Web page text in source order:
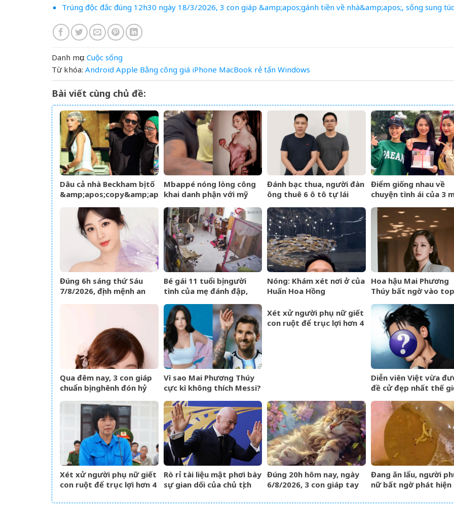
Trúng độc đắc đúng 12h30 ngày 18/3/2026, 3 con giáp &amp;apos;gánh tiền về nhà&amp;apos;, sống sung túc
Danh mục: Cuộc sống
Từ khóa: Android Apple Bằng công giá iPhone MacBook rẻ tấn Windows
Bài viết cùng chủ đề:
Dâu cả nhà Beckham bị tố
&amp;apos;copy&amp;apos;
Victoria giữa sóng gió gia
Mbappé nóng lòng công
khai danh phận với mỹ
rồi
Đánh bạc thua, người đàn
ông thuê 6 ô tô tự lái
Điểm giống nhau về
chuyện tình ái của 3
Đúng 6h sáng thứ Sáu
7/8/2026, định mệnh an
Bé gái 11 tuổi bị người
tình của mẹ đánh đập,
Nóng: Khám xét nơi ở của
Huấn Hoa Hồng
Hoa hậu Mai Phương
Thúy bất ngờ vào top
cập tăng vọt
Qua đêm nay, 3 con giáp
chuẩn bị nghênh đón hỷ
lên hương hóa Rồng hóa
Phượng
Vì sao Mai Phương Thúy
cực kì không thích Messi?
Xét xử người phụ nữ giết
con ruột để trục lợi hơn 4
Diễn viên Việt vừa
đề cử đẹp nhất thế
cưỡng, ăn tiền nhất là
mắt cực phẩm
Xét xử người phụ nữ giết
con ruột để trục lợi hơn 4
Rò rỉ tài liệu mật phơi bày
sự gian dối của chủ tịch
Super League
Đúng 20h hôm nay, ngày
6/8/2026, 3 con giáp tay
hốt VÀNG, phú quý ngập
Đang ăn lẩu, người
nữ bất ngờ phát hiện
&amp;apos;nổi da